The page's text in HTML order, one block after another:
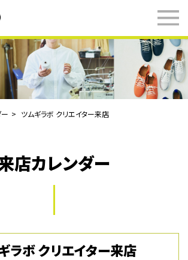
ツムギラボ クリエイター来店
店カレンダー
ラボ クリエイター来店